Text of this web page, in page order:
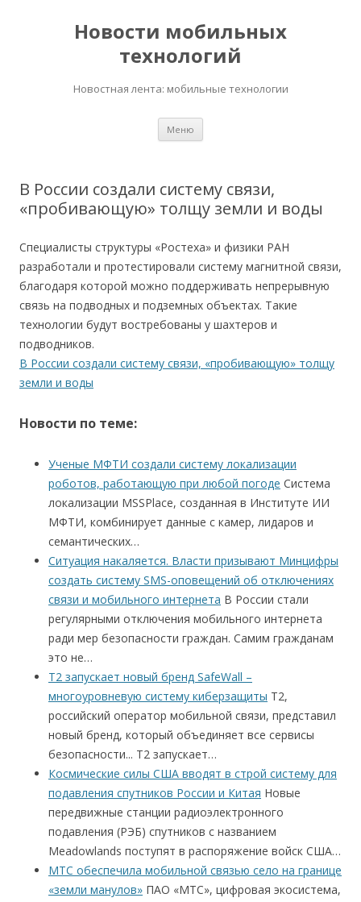
Новости мобильных
технологий
Новостная лента: мобильные технологии
Меню
В России создали систему связи,
«пробивающую» толщу земли и воды
Специалисты структуры «Ростеха» и физики РАН
разработали и протестировали систему магнитной связи,
благодаря которой можно поддерживать непрерывную
связь на подводных и подземных объектах. Такие
технологии будут востребованы у шахтеров и
подводников.
В России создали систему связи, «пробивающую» толщу
земли и воды
Новости по теме:
Ученые МФТИ создали систему локализации
роботов, работающую при любой погоде Система
локализации MSSPlace, созданная в Институте ИИ
МФТИ, комбинирует данные с камер, лидаров и
семантических…
Ситуация накаляется. Власти призывают Минцифры
создать систему SMS-оповещений об отключениях
связи и мобильного интернета В России стали
регулярными отключения мобильного интернета
ради мер безопасности граждан. Самим гражданам
это не…
Т2 запускает новый бренд SafeWall –
многоуровневую систему киберзащиты Т2,
российский оператор мобильной связи, представил
новый бренд, который объединяет все сервисы
безопасности... Т2 запускает…
Космические силы США вводят в строй систему для
подавления спутников России и Китая Новые
передвижные станции радиоэлектронного
подавления (РЭБ) спутников с названием
Meadowlands поступят в распоряжение войск США…
МТС обеспечила мобильной связью село на границе
«земли манулов» ПАО «МТС», цифровая экосистема,